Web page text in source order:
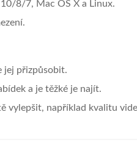
8/7, Mac OS X a Linux.
jej přizpůsobit.
a je těžké je najít.
vylepšit, například kvalitu